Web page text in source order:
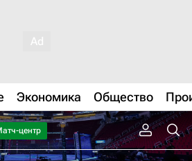
Экономика Общество
центр